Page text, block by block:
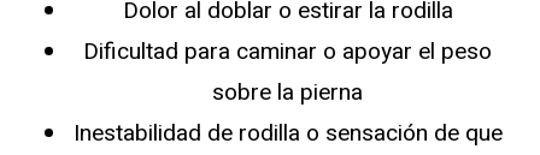
Dolor al doblar o estirar la rodilla
Dificultad para caminar o apoyar el peso
sobre la pierna
Inestabilidad de rodilla o sensación de que